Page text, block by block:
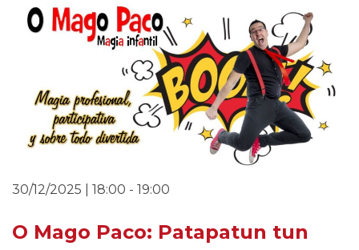
30/12/2025 | 18:00 - 19:00
O Mago Paco: Patapatun tun